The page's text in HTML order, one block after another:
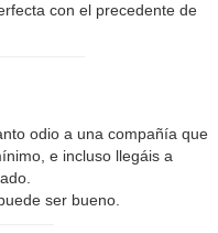
con el precedente de
odio a una compañía que
e incluso llegáis a
ser bueno.